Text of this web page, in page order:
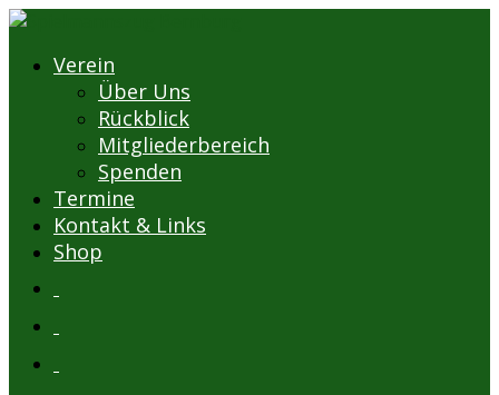
Verein
Über Uns
Rückblick
Mitgliederbereich
Spenden
Termine
Kontakt & Links
Shop